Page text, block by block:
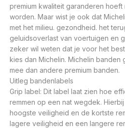
premium kwaliteit garanderen
worden. Maar wist je ook dat
met het milieu. gezondheid. het
geluidsoverlast van voertuigen en
zeker wil weten dat je voor het
kies dan Michelin. Michelin banden
mee dan andere premium banden.
Uitleg bandenlabels
Grip label: Dit label laat zien hoe
remmen op een nat wegdek.
hoogste veiligheid en de kortste
lagere veiligheid en een langere